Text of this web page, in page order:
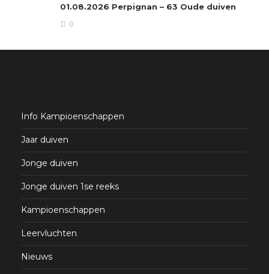
01.08.2026 Perpignan – 63 Oude duiven
0
Info Kampioenschappen
Jaar duiven
Jonge duiven
Jonge duiven 1se reeks
Kampioenschappen
Leervluchten
Nieuws